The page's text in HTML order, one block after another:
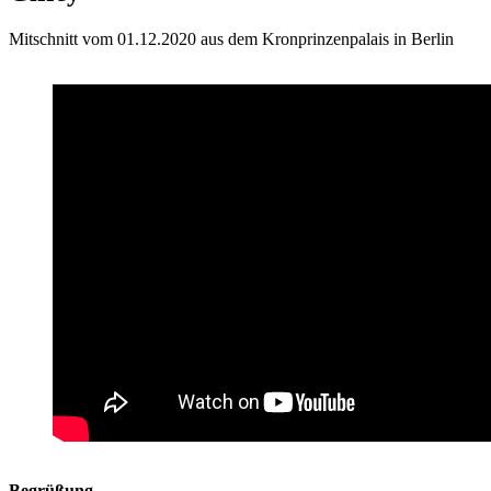
Mitschnitt vom 01.12.2020 aus dem Kronprinzenpalais in Berlin